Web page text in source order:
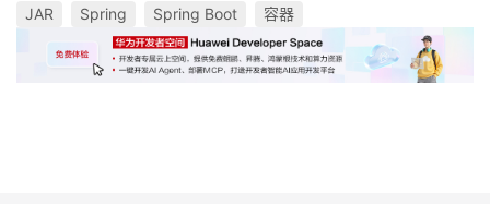
证
实
的
持
建
议
JAR Spring Spring Boot 容器